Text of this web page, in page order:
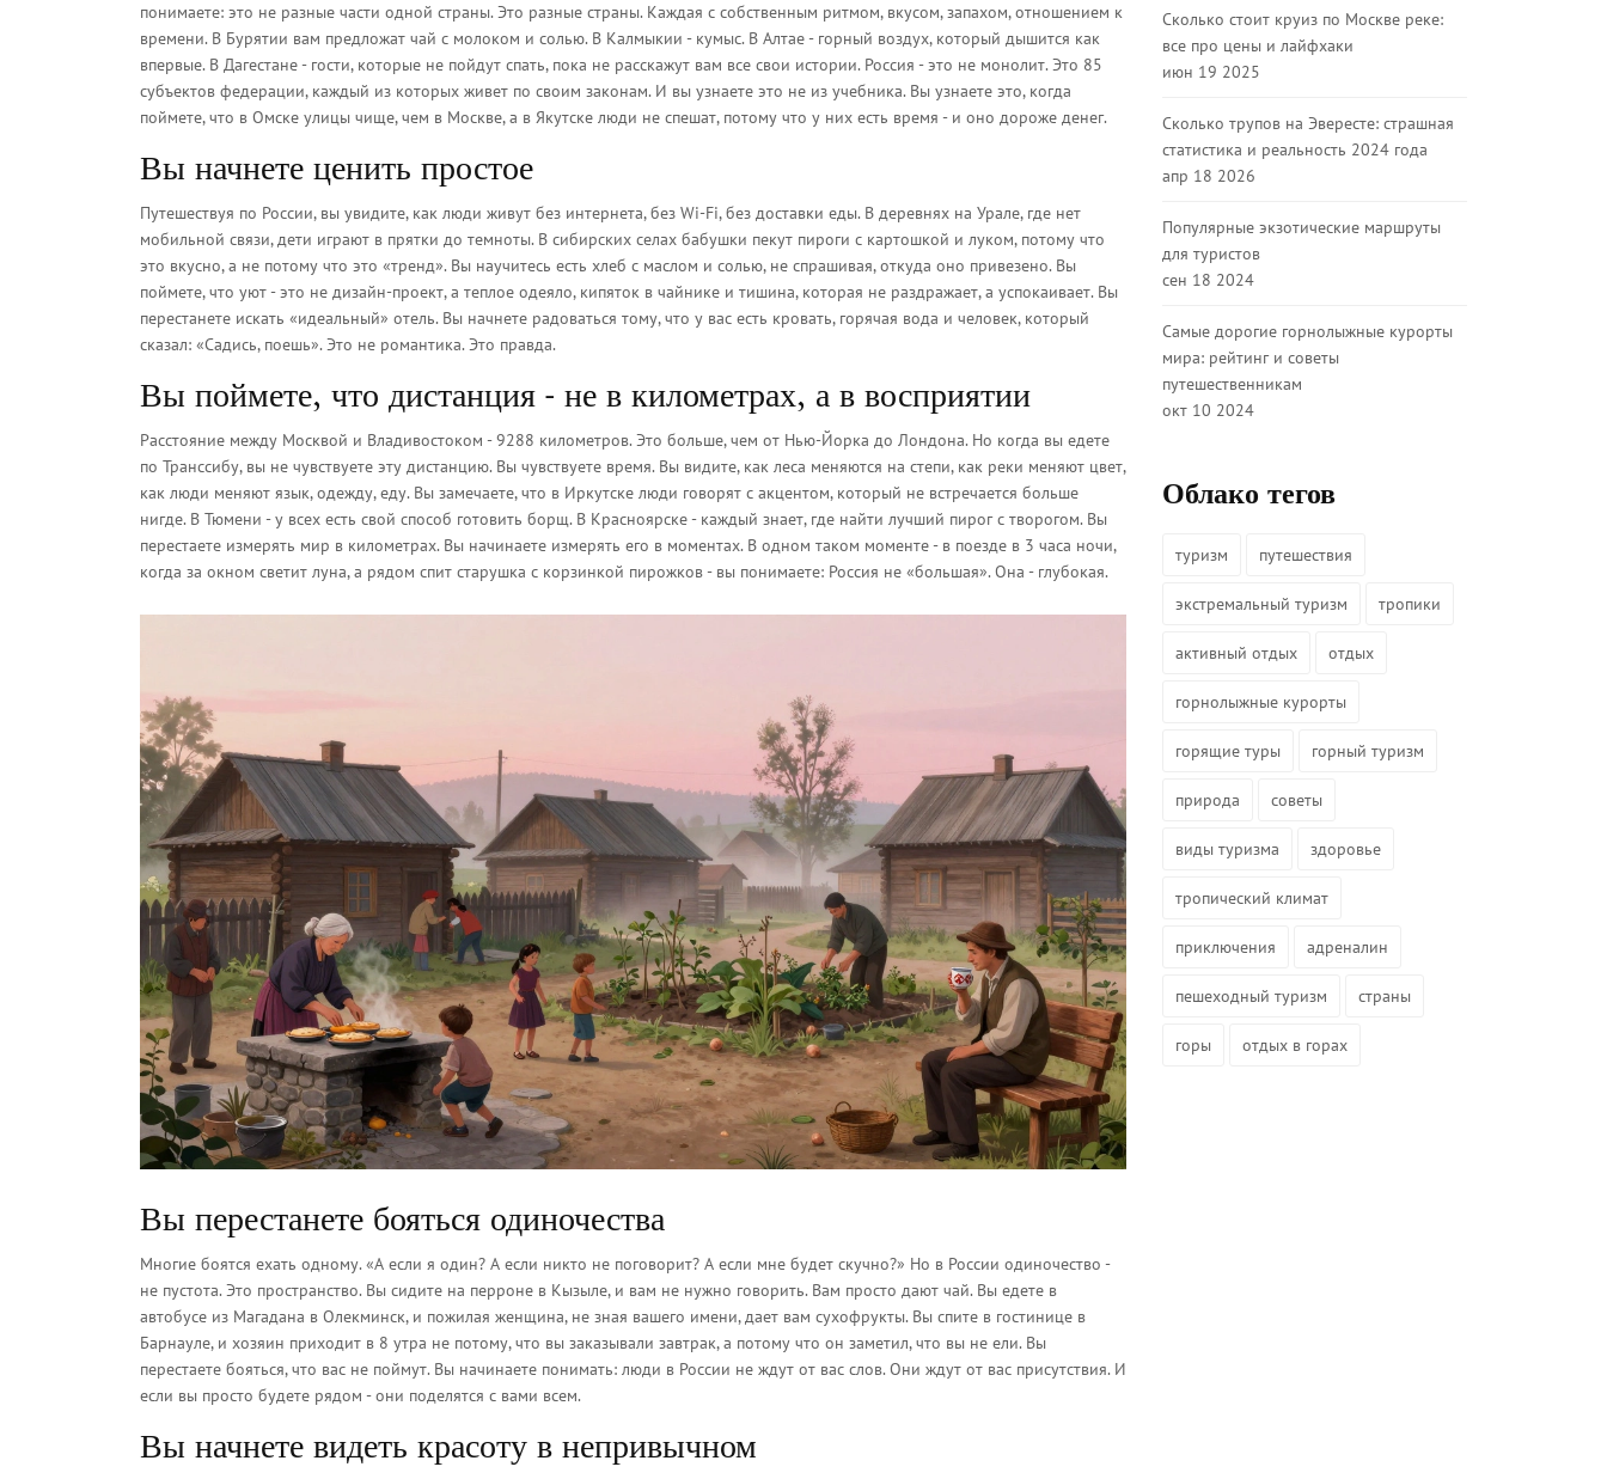
понимаете: это не разные части одной страны. Это разные страны. Каждая с собственным ритмом, вкусом, запахом, отношением к
времени. В Бурятии вам предложат чай с молоком и солью. В Калмыкии - кумыс. В Алтае - горный воздух, который дышится как
впервые. В Дагестане - гости, которые не пойдут спать, пока не расскажут вам все свои истории. Россия - это не монолит. Это 85
субъектов федерации, каждый из которых живет по своим законам. И вы узнаете это не из учебника. Вы узнаете это, когда
поймете, что в Омске улицы чище, чем в Москве, а в Якутске люди не спешат, потому что у них есть время - и оно дороже денег.
Вы начнете ценить простое
Путешествуя по России, вы увидите, как люди живут без интернета, без Wi-Fi, без доставки еды. В деревнях на Урале, где нет
мобильной связи, дети играют в прятки до темноты. В сибирских селах бабушки пекут пироги с картошкой и луком, потому что
это вкусно, а не потому что это «тренд». Вы научитесь есть хлеб с маслом и солью, не спрашивая, откуда оно привезено. Вы
поймете, что уют - это не дизайн-проект, а теплое одеяло, кипяток в чайнике и тишина, которая не раздражает, а успокаивает. Вы
перестанете искать «идеальный» отель. Вы начнете радоваться тому, что у вас есть кровать, горячая вода и человек, который
сказал: «Садись, поешь». Это не романтика. Это правда.
Вы поймете, что дистанция - не в километрах, а в восприятии
Расстояние между Москвой и Владивостоком - 9288 километров. Это больше, чем от Нью-Йорка до Лондона. Но когда вы едете
по Транссибу, вы не чувствуете эту дистанцию. Вы чувствуете время. Вы видите, как леса меняются на степи, как реки меняют цвет,
как люди меняют язык, одежду, еду. Вы замечаете, что в Иркутске люди говорят с акцентом, который не встречается больше
нигде. В Тюмени - у всех есть свой способ готовить борщ. В Красноярске - каждый знает, где найти лучший пирог с творогом. Вы
перестаете измерять мир в километрах. Вы начинаете измерять его в моментах. В одном таком моменте - в поезде в 3 часа ночи,
когда за окном светит луна, а рядом спит старушка с корзинкой пирожков - вы понимаете: Россия не «большая». Она - глубокая.
Вы перестанете бояться одиночества
Многие боятся ехать одному. «А если я один? А если никто не поговорит? А если мне будет скучно?» Но в России одиночество -
не пустота. Это пространство. Вы сидите на перроне в Кызыле, и вам не нужно говорить. Вам просто дают чай. Вы едете в
автобусе из Магадана в Олекминск, и пожилая женщина, не зная вашего имени, дает вам сухофрукты. Вы спите в гостинице в
Барнауле, и хозяин приходит в 8 утра не потому, что вы заказывали завтрак, а потому что он заметил, что вы не ели. Вы
перестаете бояться, что вас не поймут. Вы начинаете понимать: люди в России не ждут от вас слов. Они ждут от вас присутствия. И
если вы просто будете рядом - они поделятся с вами всем.
Вы начнете видеть красоту в непривычном
Сколько стоит круиз по Москве реке:
все про цены и лайфхаки
июн 19 2025
Сколько трупов на Эвересте: страшная
статистика и реальность 2024 года
апр 18 2026
Популярные экзотические маршруты
для туристов
сен 18 2024
Самые дорогие горнолыжные курорты
мира: рейтинг и советы
путешественникам
окт 10 2024
Облако тегов
туризм путешествия
экстремальный туризм тропики
активный отдых отдых
горнолыжные курорты
горящие туры горный туризм
природа советы
виды туризма здоровье
тропический климат
приключения адреналин
пешеходный туризм страны
горы отдых в горах